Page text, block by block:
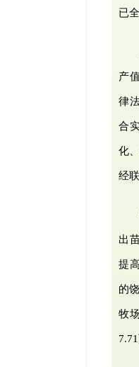
已
产
律
合
化
经
出
提
的
牧